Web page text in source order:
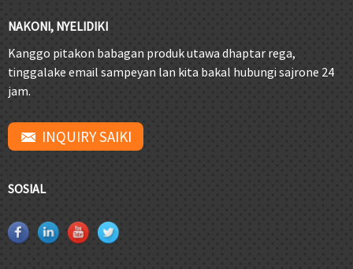
NAKONI, NYELIDIKI
Kanggo pitakon babagan produk utawa dhaptar rega,
tinggalake email sampeyan lan kita bakal hubungi sajrone 24
jam.
INQUIRY SAIKI
SOSIAL